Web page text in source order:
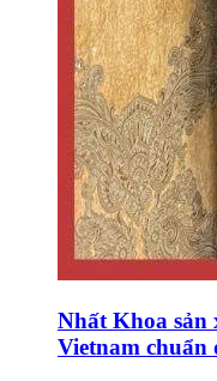
Nhất Khoa sản
Vietnam chuẩn